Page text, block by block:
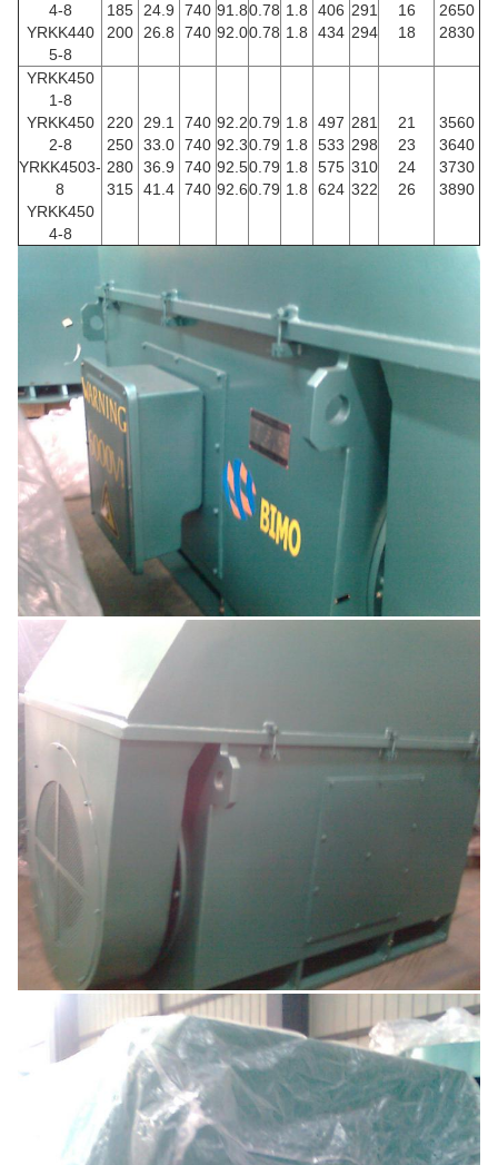
4-8
YRKK440
5-8
185
200
24.9
26.8
740
740
91.8
92.0
0.78
0.78
1.8
1.8
406
434
291
294
16
18
2650
2830
YRKK450
1-8
YRKK450
2-8
YRKK4503-
8
YRKK450
4-8
220
250
280
315
29.1
33.0
36.9
41.4
740
740
740
740
92.2
92.3
92.5
92.6
0.79
0.79
0.79
0.79
1.8
1.8
1.8
1.8
497
533
575
624
281
298
310
322
21
23
24
26
3560
3640
3730
3890